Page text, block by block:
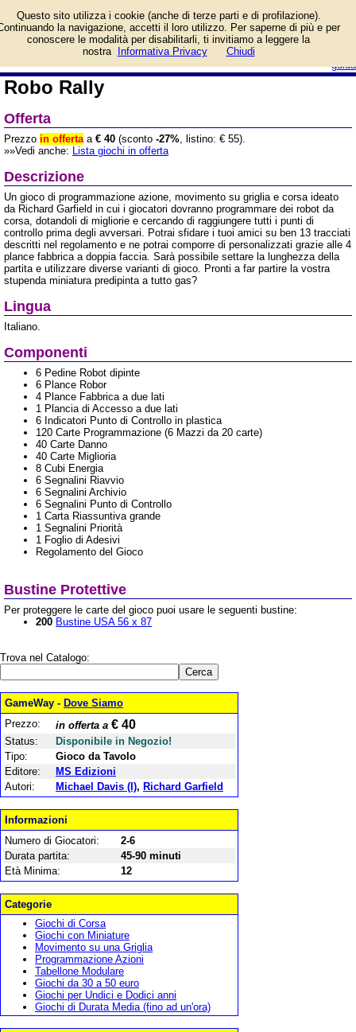
guida
Rally e prezzo di vendita.
Prodotto da MS Edizioni
Robo Rally
Offerta
Prezzo in offertaa € 40 (sconto -27%, listino: € 55).
»»Vedi anche: Lista giochi in offerta
Descrizione
Un gioco di programmazione azione, movimento su griglia e corsa ideato
da Richard Garfield in cui i giocatori dovranno programmare dei robot da
corsa, dotandoli di migliorie e cercando di raggiungere tutti i punti di
controllo prima degli avversari. Potrai sfidare i tuoi amici su ben 13 tracciati
descritti nel regolamento e ne potrai comporre di personalizzati grazie alle 4
plance fabbrica a doppia faccia. Sarà possibile settare la lunghezza della
partita e utilizzare diverse varianti di gioco. Pronti a far partire la vostra
stupenda miniatura predipinta a tutto gas?
Lingua
Italiano.
Componenti
6 Pedine Robot dipinte
6 Plance Robor
4 Plance Fabbrica a due lati
1 Plancia di Accesso a due lati
6 Indicatori Punto di Controllo in plastica
120 Carte Programmazione (6 Mazzi da 20 carte)
40 Carte Danno
40 Carte Miglioria
8 Cubi Energia
6 Segnalini Riavvio
6 Segnalini Archivio
6 Segnalini Punto di Controllo
1 Carta Riassuntiva grande
1 Segnalini Priorità
1 Foglio di Adesivi
Regolamento del Gioco
Bustine Protettive
Per proteggere le carte del gioco puoi usare le seguenti bustine:
200 Bustine USA 56 x 87
Trova nel Catalogo:
GameWay - Dove Siamo
Prezzo:
in offerta a € 40
Status:
Disponibile in Negozio!
Tipo:
Gioco da Tavolo
Editore:
MS Edizioni
Autori:
Michael Davis (I), Richard Garfield
Informazioni
Numero di Giocatori:
2-6
Durata partita:
45-90 minuti
Età Minima:
12
Categorie
Giochi di Corsa
Giochi con Miniature
Movimento su una Griglia
Programmazione Azioni
Tabellone Modulare
Giochi da 30 a 50 euro
Giochi per Undici e Dodici anni
Giochi di Durata Media (fino ad un'ora)
Questo sito utilizza i cookie (anche di terze parti e di profilazione).
la navigazione, accetti il loro utilizzo. Per saperne di più e per
conoscere le modalità per disabilitarli, ti invitiamo a leggere la
nostra
Informativa Privacy Chiudi